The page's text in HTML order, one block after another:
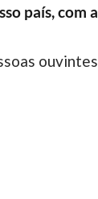
país, com a